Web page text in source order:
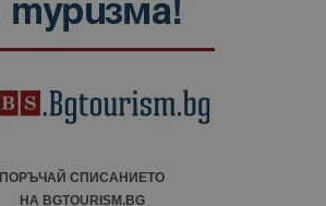
ПОРЪЧАЙ СПИСАНИЕТО
НА BGTOURISM.BG